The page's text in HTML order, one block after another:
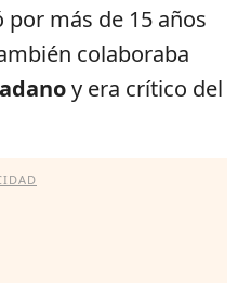
más de 15 años
colaboraba
y era crítico del